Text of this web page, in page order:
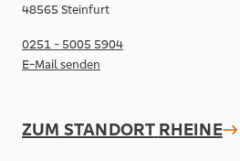
48565 Steinfurt
0251 - 5005 5904
E-Mail senden
ZUM STANDORT RHEINE